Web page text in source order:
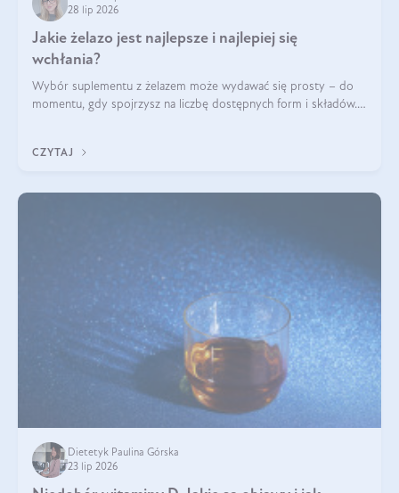
28 lip 2026
Jakie żelazo jest najlepsze i najlepiej się
wchłania?
Wybór suplementu z żelazem może wydawać się prosty – do
momentu, gdy spojrzysz na liczbę dostępnych form i składów.
zawierać suplement?
CZYTAJ
Dietetyk Paulina Górska
23 lip 2026